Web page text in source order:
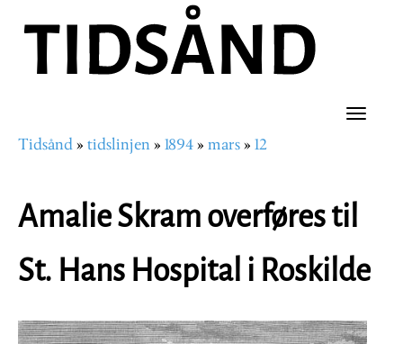
hovedinnhold
Toggle
Navigasjonssti
Tidsånd tidslinjen 1894 mars 12
Amalie Skram overføres til
St. Hans Hospital i Roskilde
Image